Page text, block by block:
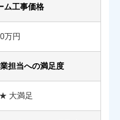
ム工事価格
万円
担当への満足度
大満足